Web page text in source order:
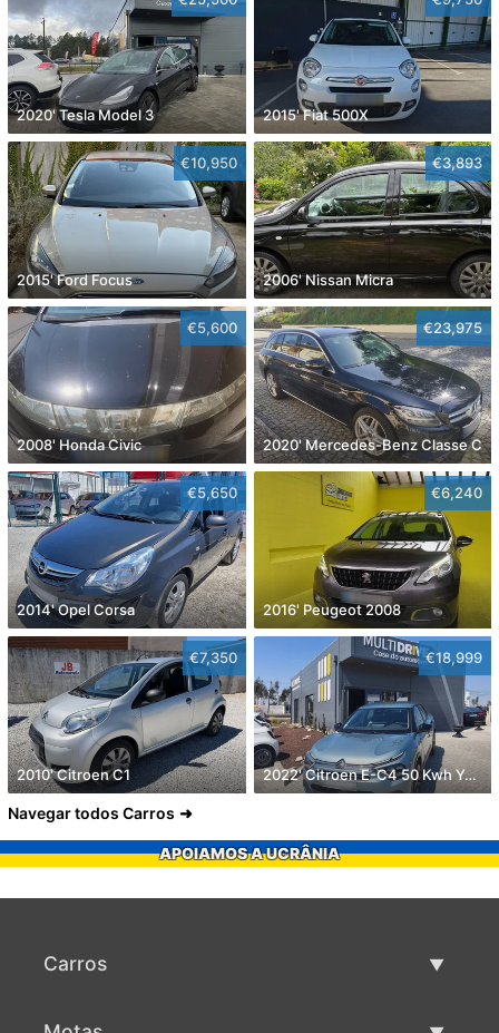
2020' Tesla Model 3 2015' Fiat 500X
€10,950
2015' Ford Focus
€3,893
2006' Nissan Micra
€5,600
2008' Honda Civic
€23,975
2020' Mercedes-Benz Classe C
€5,650
2014' Opel Corsa
€6,240
2016' Peugeot 2008
€7,350
2010' Citroen C1
€18,999
2022' Citroen E-C4 50 Kwh You!
Navegar todos Carros
APOIAMOS A UCRÂNIA
Carros